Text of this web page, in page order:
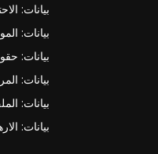
بيانات:
بيانات:
بيانات:
بيانات:
بيانات:
بيانات: